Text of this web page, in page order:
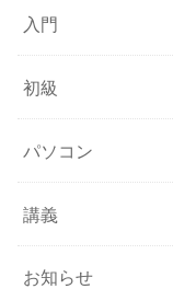
入門
初級
パソコン
講義
お知らせ